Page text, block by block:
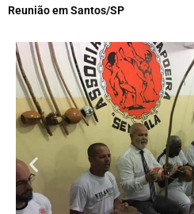
Reunião em Santos/SP